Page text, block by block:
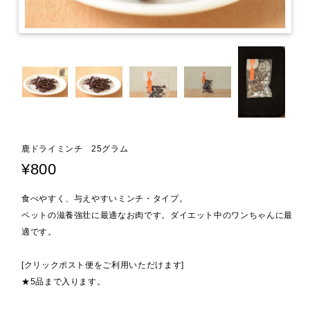
鹿ドライミンチ 25グラム
¥800
食べやすく、与えやすいミンチ・タイプ。
ペットの滋養強壮に最適なお肉です。ダイエット中のワンちゃんに最
適です。
[クリックポスト便をご利用いただけます]
★5品まで入ります。